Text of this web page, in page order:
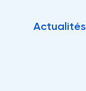
Actualités